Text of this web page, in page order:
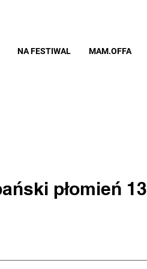
NA FESTIWAL MAM.OFFA
płomień 13